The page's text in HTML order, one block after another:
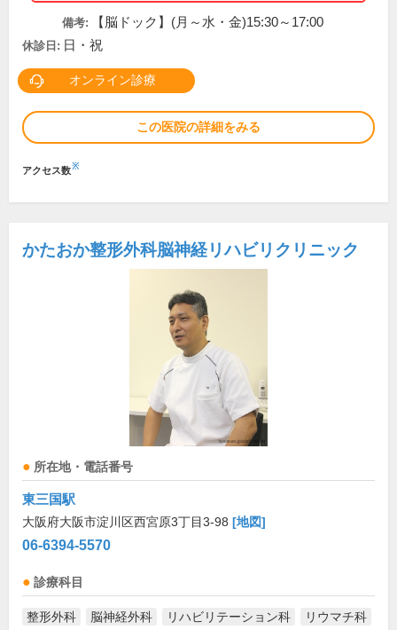
備考: 【脳ドック】(月～水・金)15:30～17:00
休診日: 日・祝
オンライン診療
この医院の詳細をみる
アクセス数※
かたおか整形外科脳神経リハビリクリニック
所在地・電話番号
東三国駅
大阪府大阪市淀川区西宮原3丁目3-98 [地図]
06-6394-5570
診療科目
整形外科 脳神経外科 リハビリテーション科 リウマチ科